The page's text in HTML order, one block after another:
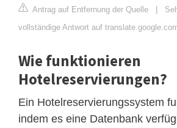
Antrag auf Entfernung der Quelle
vollständige Antwort auf
Wie funktionieren
Hotelreservierungen?
Ein Hotelreservierungssystem
indem es eine Datenbank